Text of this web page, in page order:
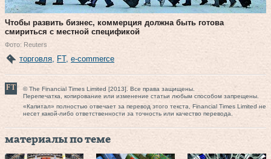
Чтобы развить бизнес, коммерция должна быть готова
смириться с местной спецификой
Фото: Reuters
торговля FT, e-commerce
© The Financial Times Limited [2013]. Все права защищены.
Перепечатка, копирование или изменение статьи любым способом запрещены.
«Капитал» полностью отвечает за перевод этого текста, Financial Times Limited не
несет какой-либо ответственности за точность или качество перевода.
материалы по теме